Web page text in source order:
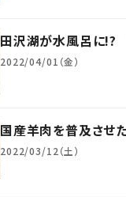
田沢湖が水風呂に!?
2022/04/01（金）
国産羊肉を普及させ
2022/03/12（土）